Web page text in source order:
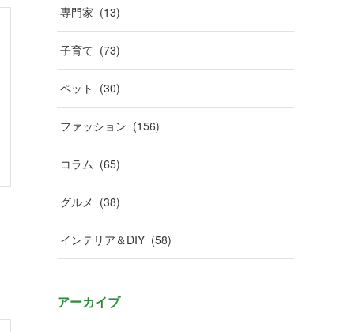
専門家 (13)
子育て (73)
ペット (30)
ファッション (156)
コラム (65)
グルメ (38)
インテリア＆DIY (58)
アーカイブ